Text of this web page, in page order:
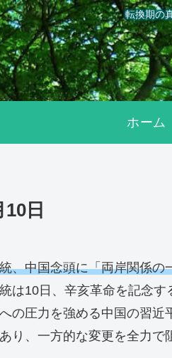
転換期の
ホーム
日
、中国念頭に「両岸関係の
は10日、辛亥革命を記念
の圧力を強める中国の習
り、一方的な変更を全力で